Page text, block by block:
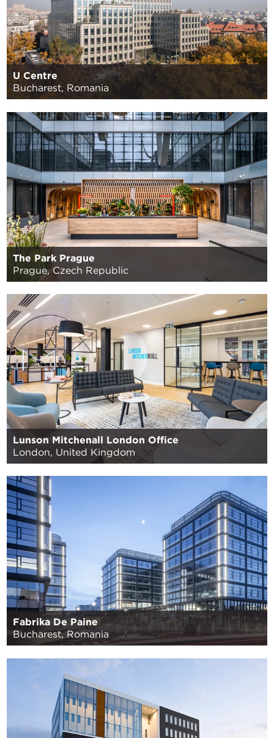
U Centre
Bucharest, Romania
The Park Prague
Prague, Czech Republic
Lunson Mitchenall London Office
London, United Kingdom
Fabrika De Paine
Bucharest, Romania